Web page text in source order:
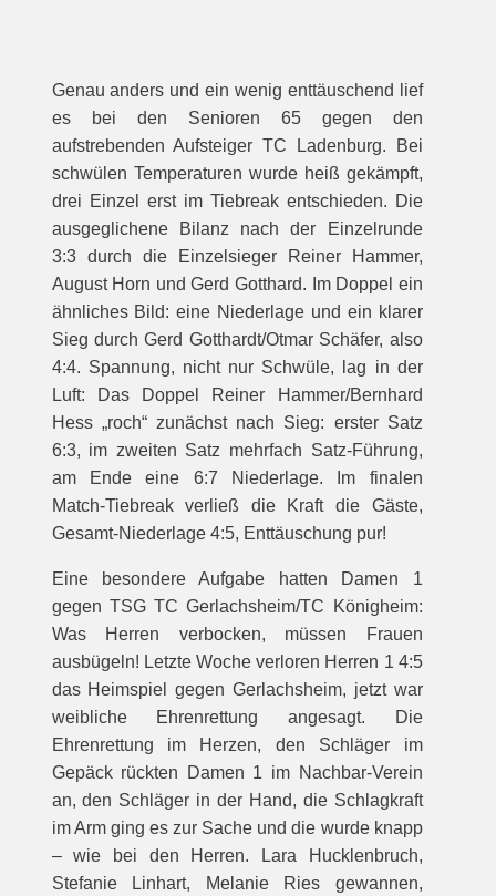
Genau anders und ein wenig enttäuschend lief
es bei den Senioren 65 gegen den
aufstrebenden Aufsteiger TC Ladenburg. Bei
schwülen Temperaturen wurde heiß gekämpft,
drei Einzel erst im Tiebreak entschieden. Die
ausgeglichene Bilanz nach der Einzelrunde
3:3 durch die Einzelsieger Reiner Hammer,
August Horn und Gerd Gotthard. Im Doppel ein
ähnliches Bild: eine Niederlage und ein klarer
Sieg durch Gerd Gotthardt/Otmar Schäfer, also
4:4. Spannung, nicht nur Schwüle, lag in der
Luft: Das Doppel Reiner Hammer/Bernhard
Hess „roch“ zunächst nach Sieg: erster Satz
6:3, im zweiten Satz mehrfach Satz-Führung,
am Ende eine 6:7 Niederlage. Im finalen
Match-Tiebreak verließ die Kraft die Gäste,
Gesamt-Niederlage 4:5, Enttäuschung pur!
Eine besondere Aufgabe hatten Damen 1
gegen TSG TC Gerlachsheim/TC Königheim:
Was Herren verbocken, müssen Frauen
ausbügeln! Letzte Woche verloren Herren 1 4:5
das Heimspiel gegen Gerlachsheim, jetzt war
weibliche Ehrenrettung angesagt. Die
Ehrenrettung im Herzen, den Schläger im
Gepäck rückten Damen 1 im Nachbar-Verein
an, den Schläger in der Hand, die Schlagkraft
im Arm ging es zur Sache und die wurde knapp
– wie bei den Herren. Lara Hucklenbruch,
Stefanie Linhart, Melanie Ries gewannen,